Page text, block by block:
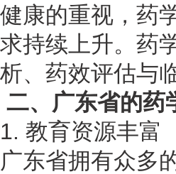
健康的重视，药
求持续上升。药
析、药效评估与
二、广东省的药
1. 教育资源丰富
广东省拥有众多